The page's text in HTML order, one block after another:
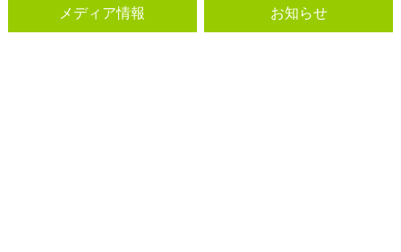
メディア情報 お知らせ